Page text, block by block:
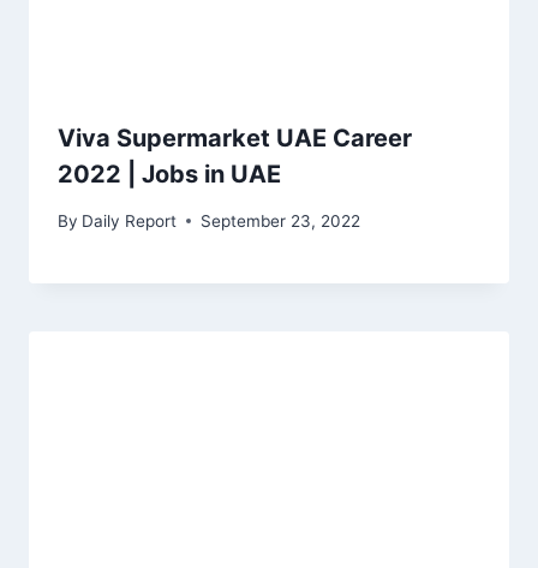
Viva Supermarket UAE Career
2022 | Jobs in UAE
By Daily Report September 23, 2022